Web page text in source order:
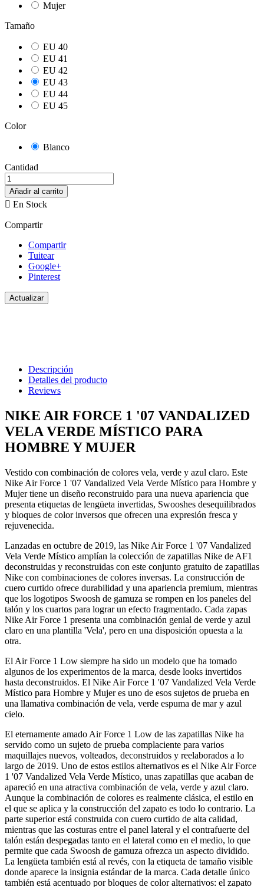
Mujer
Tamaño
EU 40
EU 41
EU 42
EU 43
EU 44
EU 45
Color
Blanco
Cantidad
Añadir al carrito
 En Stock
Compartir
Compartir
Tuitear
Google+
Pinterest
Descripción
Detalles del producto
Reviews
NIKE AIR FORCE 1 '07 VANDALIZED
VELA VERDE MÍSTICO PARA
HOMBRE Y MUJER
Vestido con combinación de colores vela, verde y azul claro. Este
Nike Air Force 1 '07 Vandalized Vela Verde Místico para Hombre y
Mujer tiene un diseño reconstruido para una nueva apariencia que
presenta etiquetas de lengüeta invertidas, Swooshes desequilibrados
y bloques de color inversos que ofrecen una expresión fresca y
rejuvenecida.
Lanzadas en octubre de 2019, las Nike Air Force 1 '07 Vandalized
Vela Verde Místico amplían la colección de zapatillas Nike de AF1
deconstruidas y reconstruidas con este conjunto gratuito de zapatillas
Nike con combinaciones de colores inversas. La construcción de
cuero curtido ofrece durabilidad y una apariencia premium, mientras
que los logotipos Swoosh de gamuza se rompen en los paneles del
talón y los cuartos para lograr un efecto fragmentado. Cada zapas
Nike Air Force 1 presenta una combinación genial de verde y azul
claro en una plantilla 'Vela', pero en una disposición opuesta a la
otra.
El Air Force 1 Low siempre ha sido un modelo que ha tomado
algunos de los experimentos de la marca, desde looks invertidos
hasta deconstruidos. El Nike Air Force 1 '07 Vandalized Vela Verde
Místico para Hombre y Mujer es uno de esos sujetos de prueba en
una llamativa combinación de vela, verde espuma de mar y azul
cielo.
El eternamente amado Air Force 1 Low de las zapatillas Nike ha
servido como un sujeto de prueba complaciente para varios
maquillajes nuevos, volteados, deconstruidos y reelaborados a lo
largo de 2019. Uno de estos estilos alternativos es el Nike Air Force
1 '07 Vandalized Vela Verde Místico, unas zapatillas que acaban de
apareció en una atractiva combinación de vela, verde y azul claro.
Aunque la combinación de colores es realmente clásica, el estilo en
el que se aplica y la construcción del zapato es todo lo contrario. La
parte superior está construida con cuero curtido de alta calidad,
mientras que las costuras entre el panel lateral y el contrafuerte del
talón están despegadas tanto en el lateral como en el medio, lo que
permite que cada Swoosh de gamuza ofrezca un aspecto dividido.
La lengüeta también está al revés, con la etiqueta de tamaño visible
donde aparece la insignia estándar de la marca. Cada detalle único
también está acentuado por bloques de color alternativos: el zapato